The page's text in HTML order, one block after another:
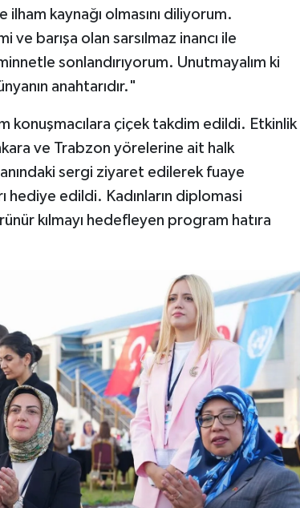
kaynağı olmasını diliyorum.
ve barışa olan sarsılmaz inancı ile
sonlandırıyorum. Unutmayalım ki
anahtarıdır."
konuşmacılara çiçek takdim edildi. Etkinlik
ve Trabzon yörelerine ait halk
sergi ziyaret edilerek fuaye
hediye edildi. Kadınların diplomasi
kılmayı hedefleyen program hatıra